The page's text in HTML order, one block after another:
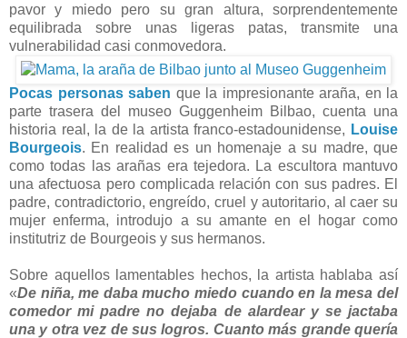
pavor y miedo pero su gran altura, sorprendentemente
equilibrada sobre unas ligeras patas, transmite una
vulnerabilidad casi conmovedora.
Pocas personas saben que la impresionante araña, en la
parte trasera del museo Guggenheim Bilbao, cuenta una
historia real, la de la artista franco-estadounidense, Louise
Bourgeois. En realidad es un homenaje a su madre, que
como todas las arañas era tejedora. La escultora mantuvo
una afectuosa pero complicada relación con sus padres. El
padre, contradictorio, engreído, cruel y autoritario, al caer su
mujer enferma, introdujo a su amante en el hogar como
institutriz de Bourgeois y sus hermanos.
Sobre aquellos lamentables hechos, la artista hablaba así
«De niña, me daba mucho miedo cuando en la mesa del
comedor mi padre no dejaba de alardear y se jactaba
una y otra vez de sus logros. Cuanto más grande quería